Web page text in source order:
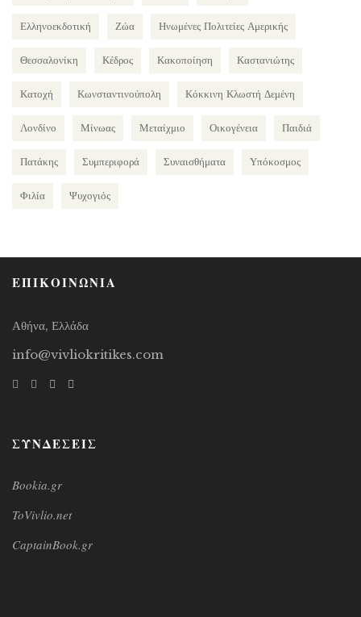
Ελληνοεκδοτική Ζώα Ηνωμένες Πολιτείες Αμερικής
Θεσσαλονίκη Κέδρος Κακοποίηση Καστανιώτης
Κατοχή Κωνσταντινούπολη Κόκκινη Κλωστή Δεμένη
Λονδίνο Μίνωας Μεταίχμιο Οικογένεια Παιδιά
Πατάκης Συμπεριφορά Συναισθήματα Υπόκοσμος
Φιλία Ψυχογιός
ΕΠΙΚΟΙΝΩΝΙΑ
Αθήνα, Ελλάδα
info@vivliokritikes.com
ΣΥΝΔΕΣΕΙΣ
Bookia.gr
ToVivlio.net
CaptainBook.gr